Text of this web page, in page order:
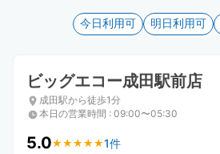
the
keyboard
shortcuts
for
changing
mark
key
the
keyboard
shortcuts
for
changing
今日利用可 明日利用可
ビッグエコー成田駅前店
成田駅から徒歩1分
本日の営業時間 : 09:00〜05:30
5.0★ ★ ★ ★ ★
★ ★ ★ ★ ★1件